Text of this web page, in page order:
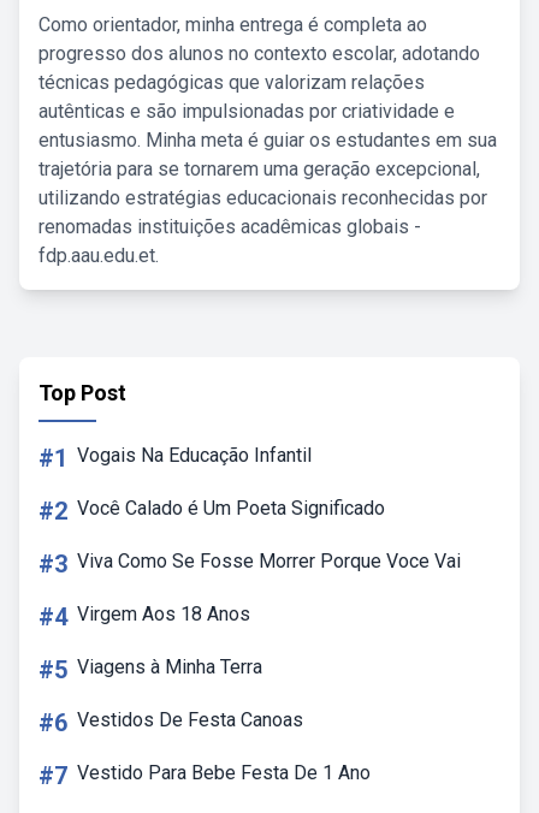
Como orientador, minha entrega é completa ao
progresso dos alunos no contexto escolar, adotando
técnicas pedagógicas que valorizam relações
autênticas e são impulsionadas por criatividade e
entusiasmo. Minha meta é guiar os estudantes em sua
trajetória para se tornarem uma geração excepcional,
utilizando estratégias educacionais reconhecidas por
renomadas instituições acadêmicas globais -
fdp.aau.edu.et.
Top Post
#1 Vogais Na Educação Infantil
#2 Você Calado é Um Poeta Significado
#3 Viva Como Se Fosse Morrer Porque Voce Vai
#4 Virgem Aos 18 Anos
#5 Viagens à Minha Terra
#6 Vestidos De Festa Canoas
#7 Vestido Para Bebe Festa De 1 Ano